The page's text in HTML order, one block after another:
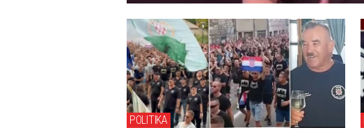
blokaderima
za podršku - Evo
POLITIKA